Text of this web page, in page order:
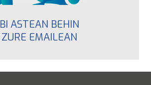
BI ASTEAN BEHIN
ZURE EMAILEAN